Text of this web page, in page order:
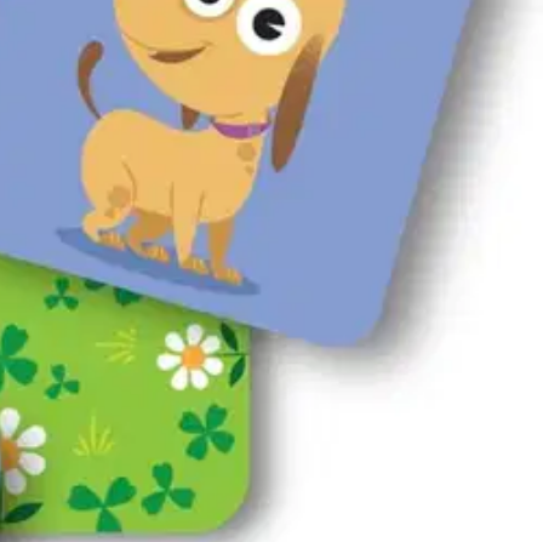
tutuiksi tässä hauskassa muistipelissä, joka kehittää myös